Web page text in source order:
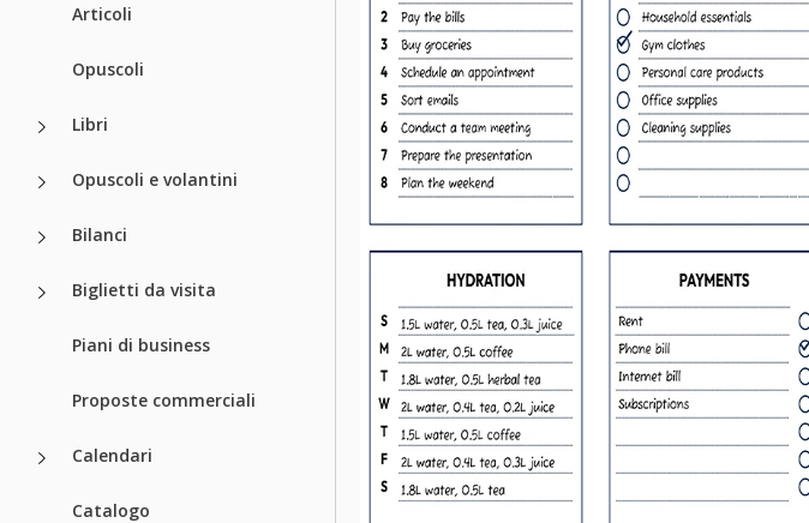
Articoli
Opuscoli
Libri
Opuscoli e volantini
Bilanci
Biglietti da visita
Piani di business
Proposte commerciali
Calendari
Catalogo